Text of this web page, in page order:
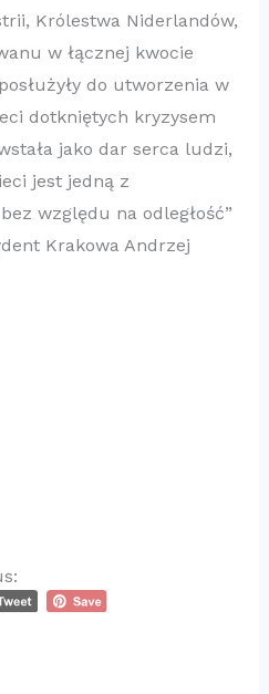
Królestwa Niderlandów,
w łącznej kwocie
do utworzenia w
dotkniętych kryzysem
jako dar serca ludzi,
jest jedną z
względu na odległość”
Krakowa Andrzej